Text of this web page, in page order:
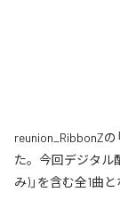
reunion_RibbonZ
た。今回デジタル
み)」を含む全1曲と